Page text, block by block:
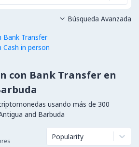
Bank Transfer
in person
 Búsqueda Avanzada
con Bank Transfer en
usando más de 300
and Barbuda
Popularity